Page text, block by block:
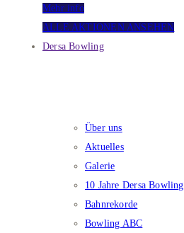
Mehr info
ALLE AKTIONEN ANSEHEN
Dersa Bowling
Über uns
Aktuelles
Galerie
10 Jahre Dersa Bowling
Bahnrekorde
Bowling ABC